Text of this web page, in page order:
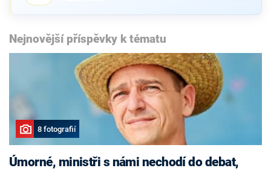
Nejnovější příspěvky k tématu
8 fotografií
Úmorné, ministři s námi nechodí do debat,